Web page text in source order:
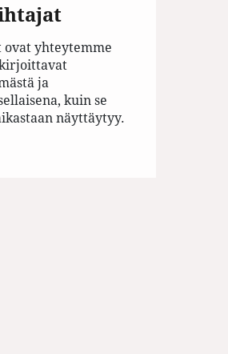
yhteytemme
ja
kuin se
näyttäytyy.